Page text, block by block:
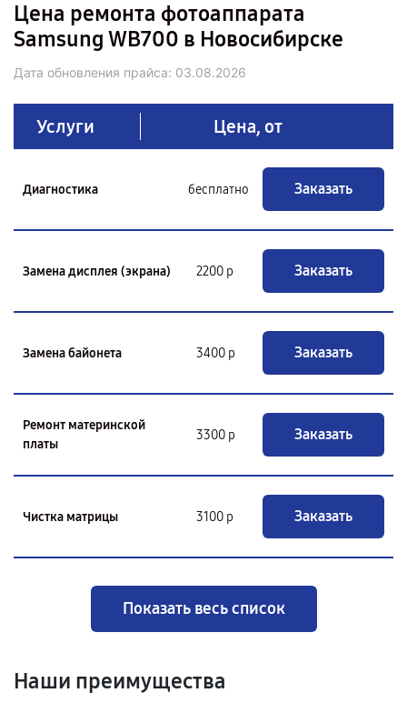
Цена ремонта фотоаппарата
Samsung WB700 в Новосибирске
Дата обновления прайса: 03.08.2026
Услуги Цена, от
Диагностика бесплатно Заказать
Замена дисплея (экрана) 2200 р Заказать
Замена байонета 3400 р Заказать
Ремонт материнской
платы
3300 р Заказать
Чистка матрицы 3100 р Заказать
Показать весь список
Наши преимущества